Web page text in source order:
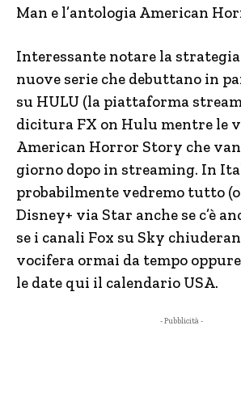
Man e l’antologia American
Interessante notare la strategia
nuove serie che debuttano in
su HULU (la piattaforma
dicitura FX on Hulu mentre le
American Horror Story che
giorno dopo in streaming. In
probabilmente vedremo tutto
Disney+ via Star anche se c’è
se i canali Fox su Sky
vocifera ormai da tempo
le date qui il calendario USA.
- Pubblicità -